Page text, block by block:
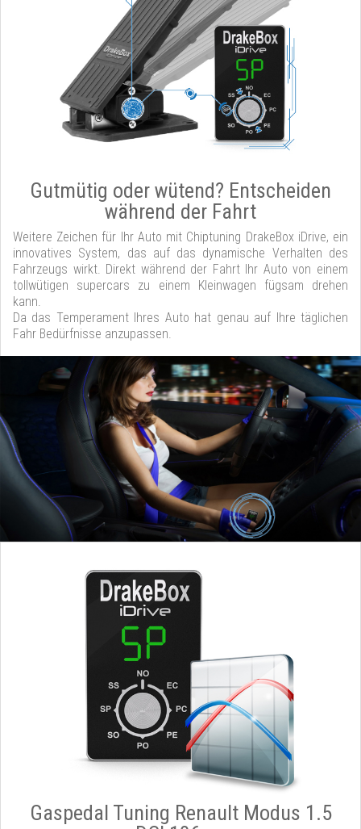
Gutmütig oder wütend? Entscheiden
während der Fahrt
Weitere Zeichen für Ihr Auto mit Chiptuning DrakeBox iDrive, ein
innovatives System, das auf das dynamische Verhalten des
Fahrzeugs wirkt. Direkt während der Fahrt Ihr Auto von einem
tollwütigen supercars zu einem Kleinwagen fügsam drehen
kann.
Da das Temperament Ihres Auto hat genau auf Ihre täglichen
Fahr Bedürfnisse anzupassen.
Gaspedal Tuning Renault Modus 1.5